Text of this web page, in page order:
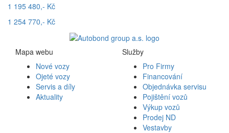
1 195 480,- Kč
1 254 770,- Kč
Mapa webu
Nové vozy
Ojeté vozy
Servis a díly
Aktuality
Služby
Pro Firmy
Financování
Objednávka servisu
Pojištění vozů
Výkup vozů
Prodej ND
Vestavby